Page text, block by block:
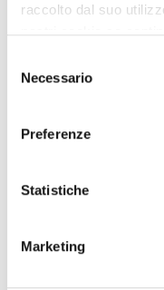
raccolto dal suo
delNecessario
Preferenze
Statistiche
Marketing